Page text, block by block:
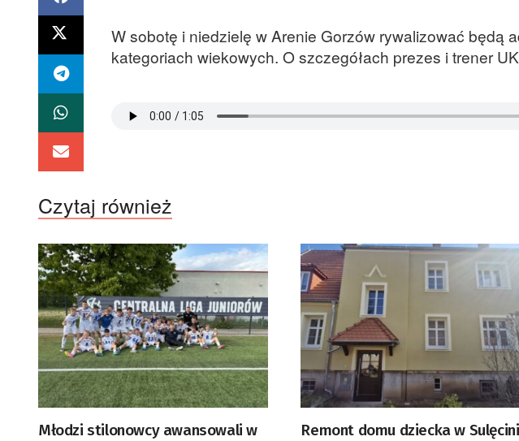
W sobotę i niedzielę w Arenie Gorzów rywalizować będą
kategoriach wiekowych. O szczegółach prezes i trener
Czytaj również
Młodzi stilonowcy awansowali w
Remont domu dziecka w